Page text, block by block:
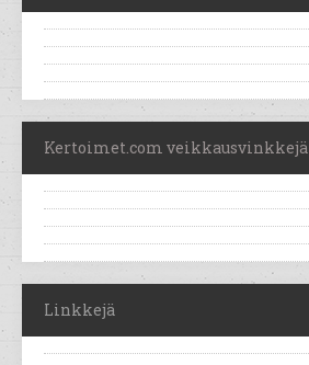
Kertoimet.com veikkausvinkkejä
Linkkejä